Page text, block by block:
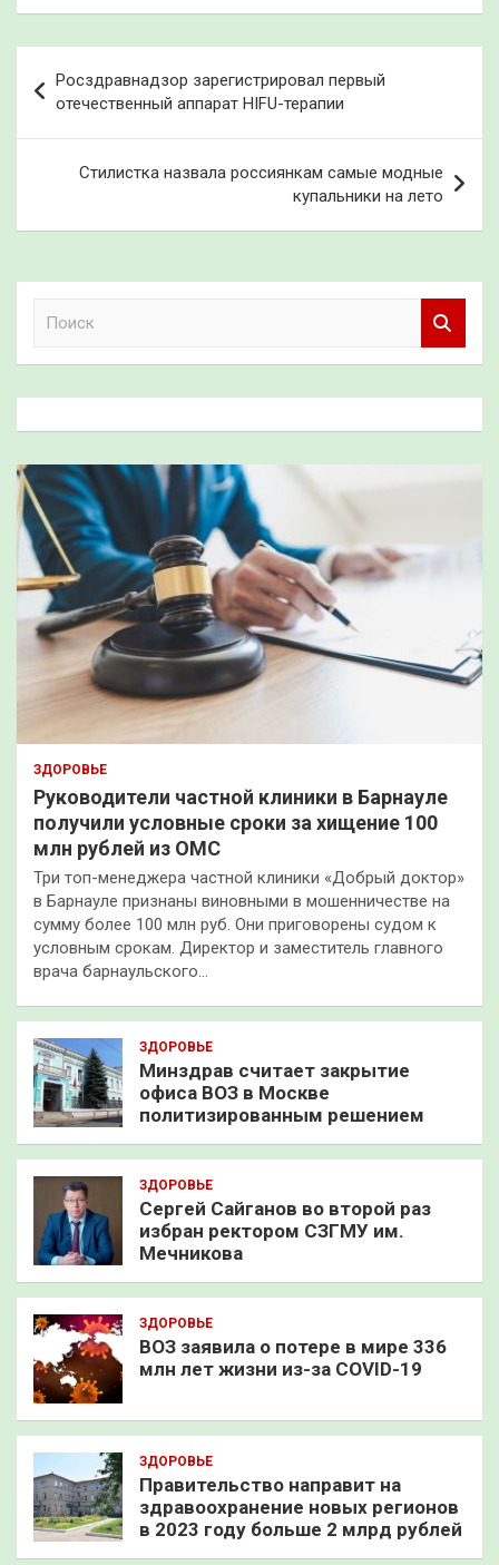
по
записям
Росздравнадзор зарегистрировал первый
отечественный аппарат HIFU-терапии
Стилистка назвала россиянкам самые модные
купальники на лето
к
ЗДОРОВЬЕ
Руководители частной клиники в Барнауле
получили условные сроки за хищение 100
млн рублей из ОМС
Три топ-менеджера частной клиники «Добрый доктор»
в Барнауле признаны виновными в мошенничестве на
сумму более 100 млн руб. Они приговорены судом к
условным срокам. Директор и заместитель главного
врача барнаульского…
ЗДОРОВЬЕ
Минздрав считает закрытие
офиса ВОЗ в Москве
политизированным решением
ЗДОРОВЬЕ
Сергей Сайганов во второй раз
избран ректором СЗГМУ им.
Мечникова
ЗДОРОВЬЕ
ВОЗ заявила о потере в мире 336
млн лет жизни из-за COVID-19
ЗДОРОВЬЕ
Правительство направит на
здравоохранение новых регионов
в 2023 году больше 2 млрд рублей